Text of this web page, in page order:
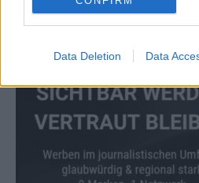
Data Deletion Data
WERBE BEI UNS!